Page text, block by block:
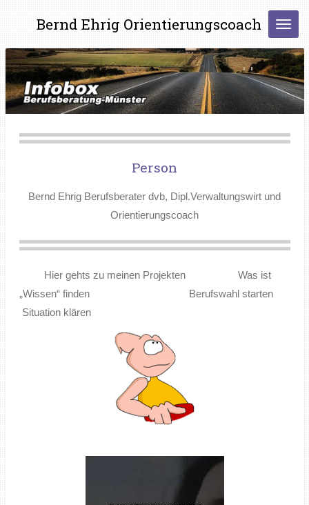
Zum
Hauptinhalt
springen
Bernd Ehrig Orientierungscoach
Person
Bernd Ehrig Berufsberater dvb, Dipl.Verwaltungswirt und
Orientierungscoach
Hier gehts zu meinen Projekten Was ist
„Wissen“ finden Berufswahl starten
Situation klären